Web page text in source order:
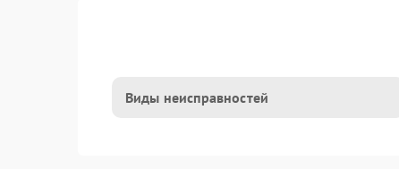
Виды неисправностей